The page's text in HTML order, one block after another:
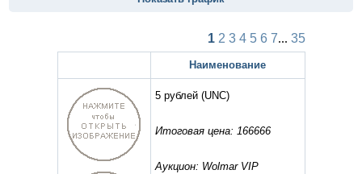
1 2 3 4 5 6 7... 35
Наименование
5 рублей(UNC)
Итоговая цена: 166666
Аукцион: Wolmar VIP